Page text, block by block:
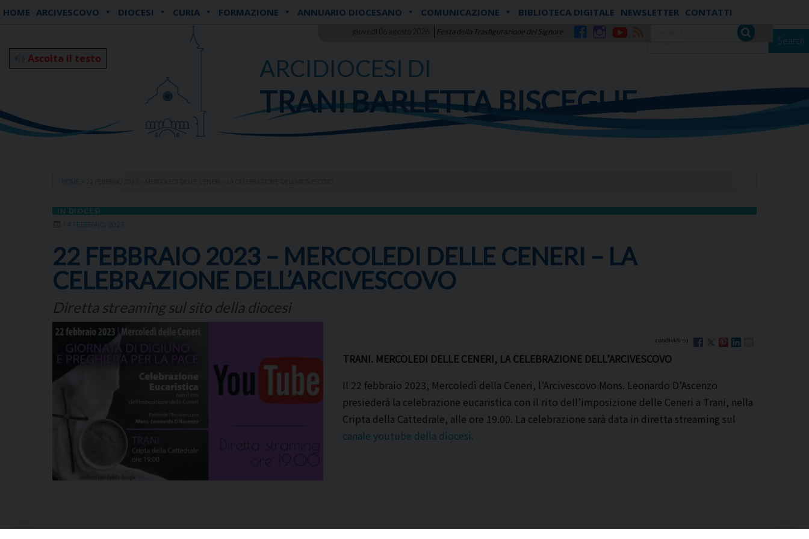
Skip
Festa della Trasfigurazione del Signore
HOME ARCIVESCOVO DIOCESI CURIA FORMAZIONE ANNUARIO DIOCESANO COMUNICAZIONE BIBLIOTECA DIGITALE NEWSLETTER CONTATTI
Search
ARCIDIOCESI DI
TRANI BARLETTA BISCEGLIE
Ascolta il testo
HOME
IN DIOCESI
14 FEBBRAIO 2023
22 FEBBRAIO 2023 – MERCOLEDI DELLE CENERI – LA
CELEBRAZIONE DELL’ARCIVESCOVO
Diretta streaming sul sito della diocesi
TRANI. MERCOLEDI DELLE CENERI, LA CELEBRAZIONE DELL’ARCIVESCOVO
Il 22 febbraio 2023, Mercoledì della Ceneri, l’Arcivescovo Mons. Leonardo D’Ascenzo
presiederà la celebrazione eucaristica con il rito dell’imposizione delle Ceneri a Trani, nella
Cripta della Cattedrale, alle ore 19.00. La celebrazione sarà data in diretta streaming sul
canale youtube della diocesi.